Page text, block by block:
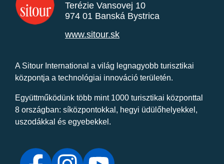
Terézie Vansovej 10
974 01 Banská Bystrica
www.sitour.sk
A Sitour International a világ legnagyobb turisztikai
központja a technológiai innováció területén.
Együttműködünk több mint 1000 turisztikai központtal
8 országban: síközpontokkal, hegyi üdülőhelyekkel,
uszodákkal és egyebekkel.